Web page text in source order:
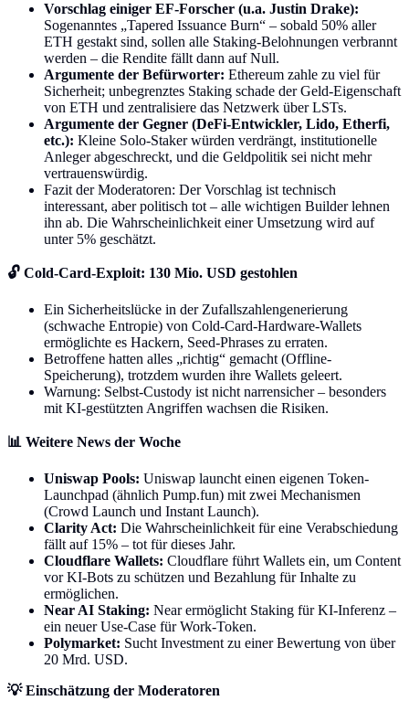
Vorschlag einiger EF-Forscher (u.a. Justin Drake):
Sogenanntes „Tapered Issuance Burn“ – sobald 50% aller
ETH gestakt sind, sollen alle Staking-Belohnungen verbrannt
werden – die Rendite fällt dann auf Null.
Argumente der Befürworter: Ethereum zahle zu viel für
Sicherheit; unbegrenztes Staking schade der Geld-Eigenschaft
von ETH und zentralisiere das Netzwerk über LSTs.
Argumente der Gegner (DeFi-Entwickler, Lido, Etherfi,
etc.): Kleine Solo-Staker würden verdrängt, institutionelle
Anleger abgeschreckt, und die Geldpolitik sei nicht mehr
vertrauenswürdig.
Fazit der Moderatoren: Der Vorschlag ist technisch
interessant, aber politisch tot – alle wichtigen Builder lehnen
ihn ab. Die Wahrscheinlichkeit einer Umsetzung wird auf
unter 5% geschätzt.
🔓 Cold-Card-Exploit: 130 Mio. USD gestohlen
Ein Sicherheitslücke in der Zufallszahlengenerierung
(schwache Entropie) von Cold-Card-Hardware-Wallets
ermöglichte es Hackern, Seed-Phrases zu erraten.
Betroffene hatten alles „richtig“ gemacht (Offline-
Speicherung), trotzdem wurden ihre Wallets geleert.
Warnung: Selbst-Custody ist nicht narrensicher – besonders
mit KI-gestützten Angriffen wachsen die Risiken.
📊 Weitere News der Woche
Uniswap Pools: Uniswap launcht einen eigenen Token-
Launchpad (ähnlich Pump.fun) mit zwei Mechanismen
(Crowd Launch und Instant Launch).
Clarity Act: Die Wahrscheinlichkeit für eine Verabschiedung
fällt auf 15% – tot für dieses Jahr.
Cloudflare Wallets: Cloudflare führt Wallets ein, um Content
vor KI-Bots zu schützen und Bezahlung für Inhalte zu
ermöglichen.
Near AI Staking: Near ermöglicht Staking für KI-Inferenz –
ein neuer Use-Case für Work-Token.
Polymarket: Sucht Investment zu einer Bewertung von über
20 Mrd. USD.
💡 Einschätzung der Moderatoren